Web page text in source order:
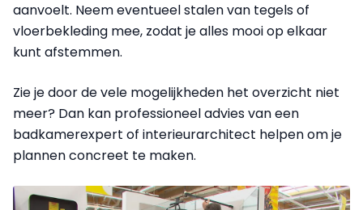
aanvoelt. Neem eventueel stalen van tegels of
vloerbekleding mee, zodat je alles mooi op elkaar
kunt afstemmen.
Zie je door de vele mogelijkheden het overzicht niet
meer? Dan kan professioneel advies van een
badkamerexpert of interieurarchitect helpen om je
plannen concreet te maken.